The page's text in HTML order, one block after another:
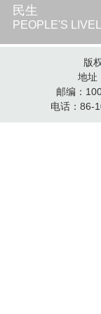
民生
PEOPLE'S
版
地址
邮编：
电话：86-